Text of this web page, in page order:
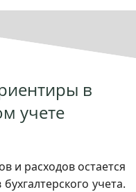
в
учете
и расходов остается
учета.